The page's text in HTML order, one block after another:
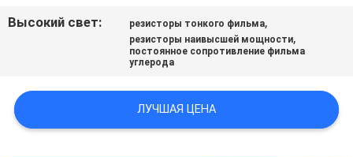
СПРОСИТЕ
КАРТА
САЙТА
Высокий свет: резисторы тонкого фильма,
резисторы наивысшей мощности,
постоянное сопротивление фильма
углерода
ЛУЧШАЯ ЦЕНА